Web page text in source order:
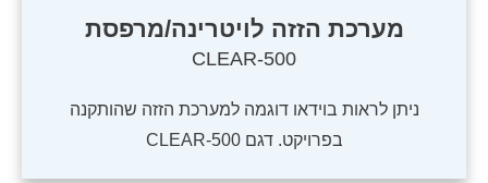
מערכת הזזה לויטרינה/מרפסת
CLEAR-500
ניתן לראות בוידאו דוגמה למערכת הזזה שהותקנה
בפרויקט. דגם CLEAR-500